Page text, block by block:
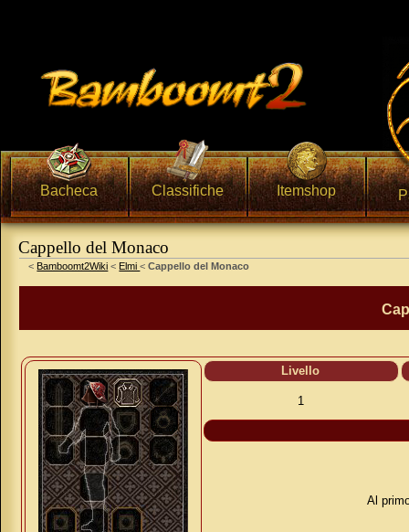
Bacheca Classifiche Itemshop
Cappello del Monaco
Vai a:navigazione,ricerca
< Bamboomt2Wiki < Elmi<Cappello del Monaco
Livello
1
Al